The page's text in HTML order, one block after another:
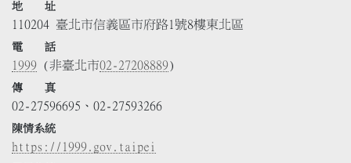
地 址
110204 臺北市信義區市府路1號8樓東北區
電 話
1999 (非臺北市02-27208889)
傳 真
02-27596695、02-27593266
陳情系統
https://1999.gov.taipei